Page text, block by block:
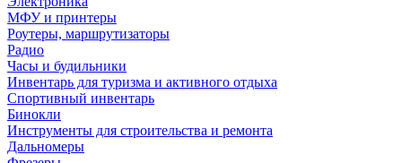
МФУ и принтеры
Роутеры, маршрутизаторы
Радио
Часы и будильники
Инвентарь для туризма и активного отдыха
Спортивный инвентарь
Бинокли
Инструменты для строительства и ремонта
Дальномеры